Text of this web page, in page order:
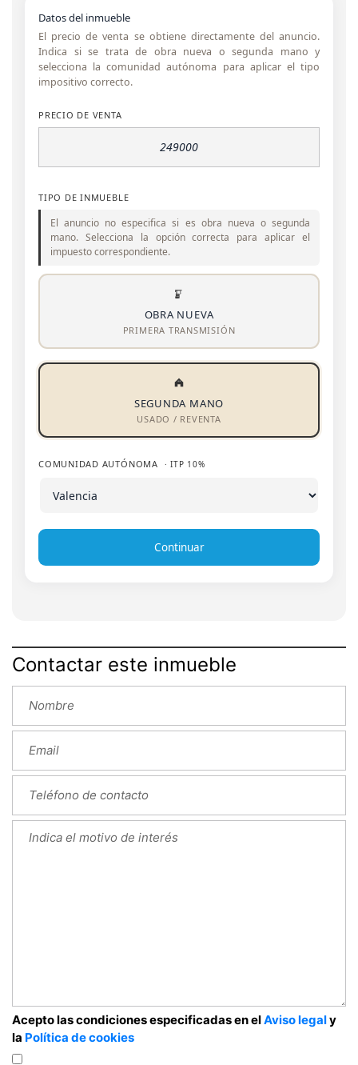
Datos del inmueble
El precio de venta se obtiene directamente del anuncio.
Indica si se trata de obra nueva o segunda mano y
selecciona la comunidad autónoma para aplicar el tipo
impositivo correcto.
PRECIO DE VENTA
TIPO DE INMUEBLE
El anuncio no especifica si es obra nueva o segunda
mano. Selecciona la opción correcta para aplicar el
impuesto correspondiente.
OBRA NUEVA
PRIMERA TRANSMISIÓN
SEGUNDA MANO
USADO / REVENTA
COMUNIDAD AUTÓNOMA · ITP 10%
Continuar
Contactar este inmueble
Acepto las condiciones especificadas en elAviso legaly
la Política de cookies